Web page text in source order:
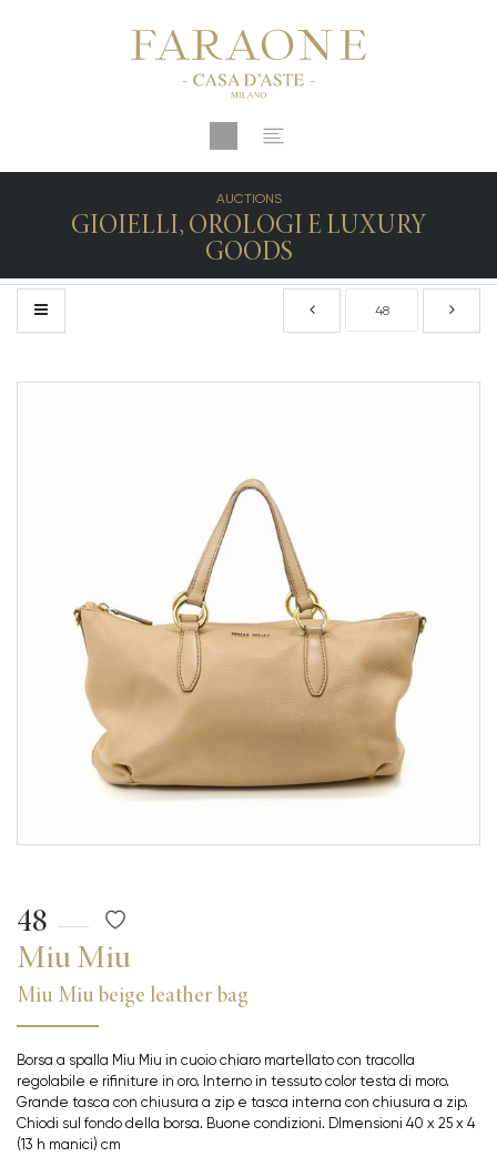
AUCTIONS
GIOIELLI, OROLOGI E LUXURY
GOODS
48
Miu Miu
Miu Miu beige leather bag
Borsa a spalla Miu Miu in cuoio chiaro martellato con tracolla
regolabile e rifiniture in oro. Interno in tessuto color testa di moro.
Grande tasca con chiusura a zip e tasca interna con chiusura a zip.
Chiodi sul fondo della borsa. Buone condizioni. DImensioni 40 x 25 x 4
(13 h manici) cm